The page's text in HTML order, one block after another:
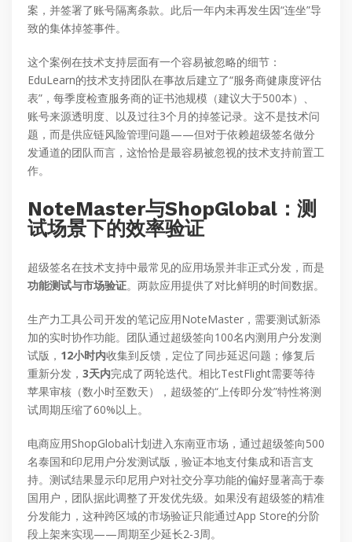
案，并签署了账号隔离条款。此后一年内未再发生因“连坐”导
致的集体掉签事件。
这个案例在技术支持层面有一个容易被忽略的细节：
EduLearn的技术支持团队在事故后建立了“服务商健康度评估
表”，每季度检查服务商的证书池规模（建议大于500本）、
账号来源透明度、以及过往3个月的掉签记录。这不是技术问
题，而是供应链风险管理问题——但对于依赖超级签名做分
发通道的团队而言，这恰恰是最容易被忽视的技术支持前置工
作。
NoteMaster与ShopGlobal：测
试场景下的效率验证
超级签名在技术支持中最常见的应用场景并非正式分发，而是
功能测试与市场验证。两款应用提供了对比鲜明的时间数据。
生产力工具公司开发的笔记应用NoteMaster，需要测试新添
加的实时协作功能。团队通过超级签向100名内测用户分发测
试版， 12小时内收集到反馈，定位了同步延迟问题；修复后
重新分发， 3天内完成了两轮迭代。相比TestFlight需要等待
苹果审核（数小时至数天），超级签的“上传即分发”特性将测
试周期压缩了60%以上。
电商应用ShopGlobal计划进入东南亚市场，通过超级签向500
名泰国和印尼用户分发测试版，验证本地支付集成和语言支
持。测试结果显示印尼用户对社交分享功能的偏好显著高于泰
国用户，团队据此调整了开发优先级。如果没有超级签的精准
分发能力，这种跨区域的市场验证只能通过App Store的分阶
段上架来实现——周期至少延长2-3周。